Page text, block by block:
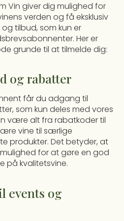
Vin giver dig mulighed for
verden og få eksklusiv
tilbud, som kun er
Her er
grunde til at tilmelde dig:
og rabatter
får du adgang til
som kun deles med vores
være alt fra rabatkoder til
vine til særlige
produkter. Det betyder, at
for at gøre en god
på kvalitetsvine.
events og